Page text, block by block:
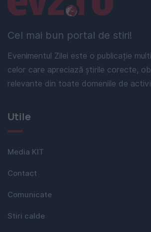
Cel mai bun portal de stiri!
Evenimentul Zilei este o publicație
celor care apreciază știrile corecte,
relevante din toate domeniile de
Utile
Media KIT
Contact
Comunicate
Stiri calde